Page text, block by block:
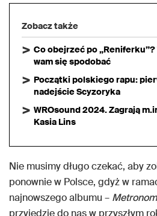
Zobacz także
Co obejrzeć po
wam się spodobać
Początki polskiego rapu:
nadejście Scyzoryka
WROsound 2024. Zagrają
Kasia Lins
Nie musimy długo czekać, aby
ponownie w Polsce, gdyż w
najnowszego albumu –
przyjedzie do nas w przyszłym